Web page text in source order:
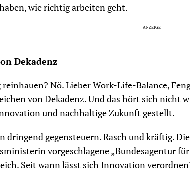
wie richtig arbeiten geht.
Dekadenz
Nö. Lieber Work-Life-Balance,
von Dekadenz. Und das hört sich nicht
und nachhaltige Zukunft gestellt.
dringend gegensteuern. Rasch und kräftig.
vorgeschlagene „Bundesagentur
Seit wann lässt sich Innovation